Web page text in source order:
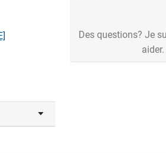
Des questions? Je
aider.